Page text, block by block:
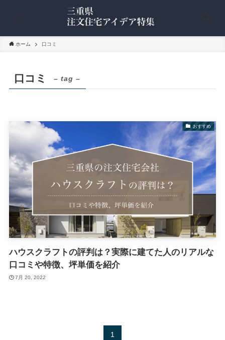
ホーム 口コミ
口コミ – tag –
おすすめ
ハウスクラフトの評判は？実際に建てた人のリアルな
口コミや特徴、坪単価を紹介
7月 20, 2022
1